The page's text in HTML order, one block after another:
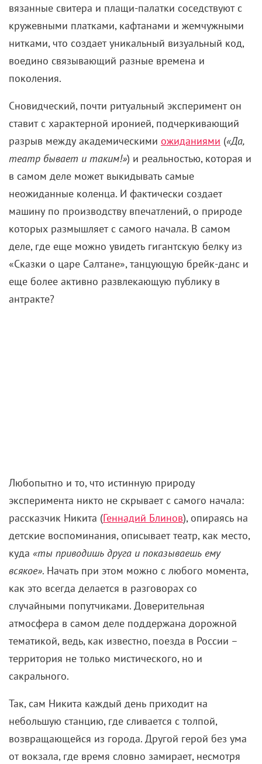
вязанные свитера и плащи-палатки соседствуют с
кружевными платками, кафтанами и жемчужными
нитками, что создает уникальный визуальный код,
воедино связывающий разные времена и
поколения.
Сновидческий, почти ритуальный эксперимент он
ставит с характерной иронией, подчеркивающий
разрыв между академическими ожиданиями («Да,
театр бывает и таким!») и реальностью, которая и
в самом деле может выкидывать самые
неожиданные коленца. И фактически создает
машину по производству впечатлений, о природе
которых размышляет с самого начала. В самом
деле, где еще можно увидеть гигантскую белку из
«Сказки о царе Салтане», танцующую брейк-данс и
еще более активно развлекающую публику в
антракте?
Любопытно и то, что истинную природу
эксперимента никто не скрывает с самого начала:
рассказчик Никита (Геннадий Блинов), опираясь на
детские воспоминания, описывает театр, как место,
куда «ты приводишь друга и показываешь ему
всякое». Начать при этом можно с любого момента,
как это всегда делается в разговорах со
случайными попутчиками. Доверительная
атмосфера в самом деле поддержана дорожной
тематикой, ведь, как известно, поезда в России –
территория не только мистического, но и
сакрального.
Так, сам Никита каждый день приходит на
небольшую станцию, где сливается с толпой,
возвращающейся из города. Другой герой без ума
от вокзала, где время словно замирает, несмотря